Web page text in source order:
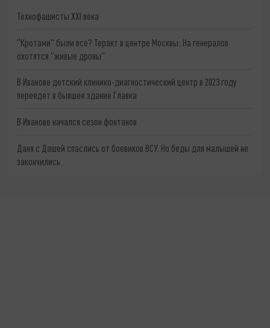
Технофашисты XXI века
"Кротами" были все? Теракт в центре Москвы: На генералов
охотятся "живые дроны"
В Иванове детский клинико-диагностический центр в 2023 году
переедет в бывшее здание Главка
В Иванове начался сезон фонтанов
Даня с Дашей спаслись от боевиков ВСУ. Но беды для малышей не
закончились